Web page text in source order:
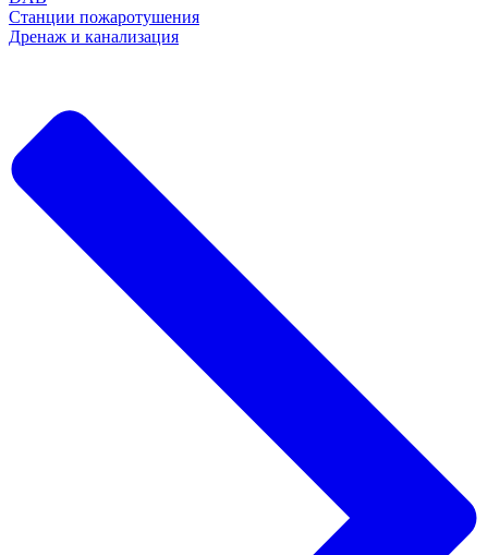
Станции пожаротушения
Дренаж и канализация